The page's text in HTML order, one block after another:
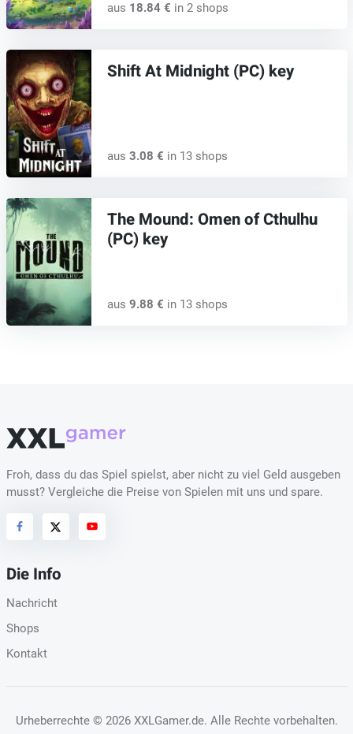
aus 18.84 € in 2 shops
Shift At Midnight (PC) key
aus 3.08 € in 13 shops
The Mound: Omen of Cthulhu
(PC) key
aus 9.88 € in 13 shops
Froh, dass du das Spiel spielst, aber nicht zu viel Geld ausgeben
musst? Vergleiche die Preise von Spielen mit uns und spare.
Die Info
Nachricht
Shops
Kontakt
Urheberrechte © 2026 XXLGamer.de. Alle Rechte vorbehalten.